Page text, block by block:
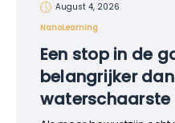
August 4, 2026
NanoLearning
Een stop in de
belangrijker
waterschaarste